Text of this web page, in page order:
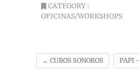
CATEGORY :
OFICINAS/WORKSHOPS
← CUBOS SONOROS PAPI